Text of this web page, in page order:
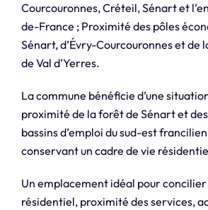
Courcouronnes, Créteil, Sénart et
de-France ; Proximité des pôles
Sénart, d’Évry-Courcouronnes et de
de Val d’Yerres.
La commune bénéficie d’une
proximité de la forêt de Sénart et
bassins d’emploi du sud-est
conservant un cadre de vie
Un emplacement idéal pour
résidentiel, proximité des services,